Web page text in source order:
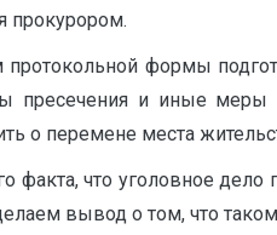
прокурором.
формы
пресечения и иные меры
о перемене места
факта, что уголовное
вывод о том, что